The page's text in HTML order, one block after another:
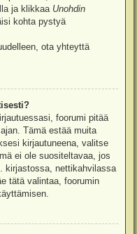
ja klikkaa Unohdin
kohta pystyä
ota yhteyttä
foorumi pitää
Tämä estää muita
kirjautuneena, valitse
ei ole suositeltavaa, jos
kirjastossa, nettikahvilassa
tätä valintaa, foorumin